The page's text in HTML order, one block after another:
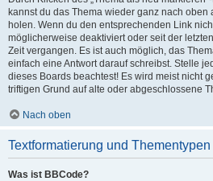
kannst du das Thema wieder ganz nach oben
holen. Wenn du den entsprechenden Link
möglicherweise deaktiviert oder seit der
Zeit vergangen. Es ist auch möglich, das
einfach eine Antwort darauf schreibst. Stelle
dieses Boards beachtest! Es wird meist nicht
triftigen Grund auf alte oder abgeschlossene
Nach oben
Textformatierung und Thementypen
Was ist BBCode?